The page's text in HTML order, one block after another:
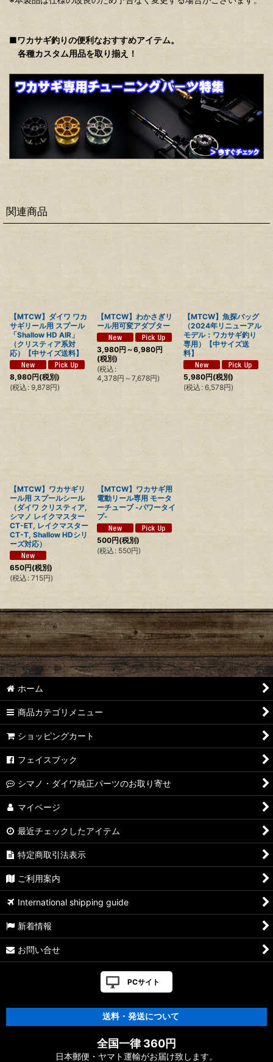
■ワカサギ釣りの便利なおすすめアイテム。
各種カスタム用品を取り揃え！
関連商品
【MTCW】ダイワ ワカ
サギリール用 スプール
「Shallow HD AIR」
（クリスティア系対
応）【中サイズ送料】
8,980円(税別)
(税込 : 9,878円)
【MTCW】わかさぎリ
ール用可変アダプター
3,980円 ～6,980円
(税別)
(税込 :
4,378円 ～7,678円)
【MTCW】魚探バッグ
（2024年リニューアル
モデル：ワカサギ釣り
専用）【中サイズ送
料】
5,980円(税別)
(税込 : 6,578円)
【MTCW】ワカサギリ
ール用 スプールシール
（ダイワ クリスティア,
シマノ レイクマスター
CT-ET, レイクマスター
CT-T, Shallow HDシリ
ーズ対応）
650円(税別)
(税込 : 715円)
【MTCW】ワカサギ用
電動リール専用 モータ
ーチューブ -パワータイ
プ-
500円(税別)
(税込 : 550円)
ホーム
商品カテゴリメニュー
ショッピングカート
フェイスブック
シマノ・ダイワ純正パーツのお取り寄せ
マイページ
最近チェックしたアイテム
特定商取引法表示
ご利用案内
International shipping guide
新着情報
お問い合せ
PCサイト
送料・発送について
全国一律 360円
日本郵便・ヤマト運輸がお届け致します。